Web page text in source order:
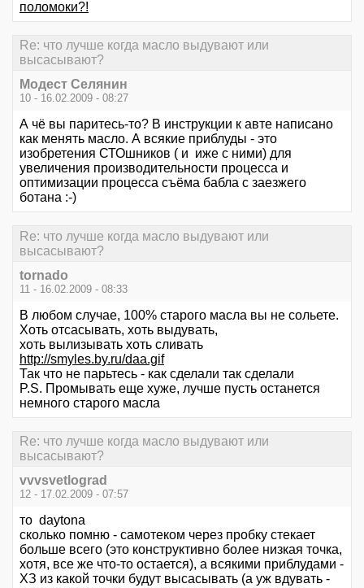
поломоки?!
Re: что лучше когда масло выдувают или
высасывают?
Модест Селянин
10 - 16.02.2009 - 08:27
А чё вы паритесь-то? В инструкции к авте написано
как менять масло. А всякие приблуды - это
изобретения СТОшников ( и иже с ними) для
увеличения производительности процесса и
оптимизации процесса съёма бабла с заезжего
ботана :-)
Re: что лучше когда масло выдувают или
высасывают?
tornado
11 - 16.02.2009 - 08:33
В любом случае, 100% старого масла вы не сольете.
Хоть отсасывать, хоть выдувать,
хоть вылизывать хоть сливать
http://smyles.by.ru/daa.gif
Так что не парьтесь - как сделали так сделали
P.S. Промывать еще хуже, лучше пусть останется
немного старого масла
Re: что лучше когда масло выдувают или
высасывают?
vvvsvetlograd
12 - 17.02.2009 - 07:57
то daytona
сколько помню - самотеком через пробку стекает
больше всего (это конструктивно более низкая точка,
хотя, все же что-то остается), а всякими приблудами -
ХЗ из какой точки будут высасывать (а уж вдувать -